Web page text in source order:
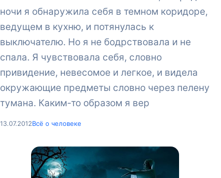
ночи я обнаружила себя в темном коридоре,
ведущем в кухню, и потянулась к
выключателю. Но я не бодрствовала и не
спала. Я чувствовала себя, словно
привидение, невесомое и легкое, и видела
окружающие предметы словно через пелену
тумана. Каким-то образом я вер
13.07.2012Всё о человеке